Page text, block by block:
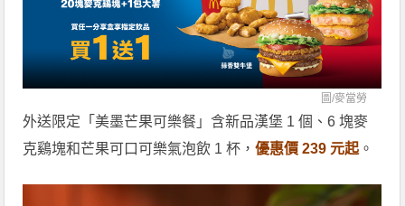
圖/麥當勞
外送限定「美墨芒果可樂餐」含新品漢堡 1 個、6 塊麥
克鷄塊和芒果可口可樂氣泡飲 1 杯，優惠價 239 元起 。